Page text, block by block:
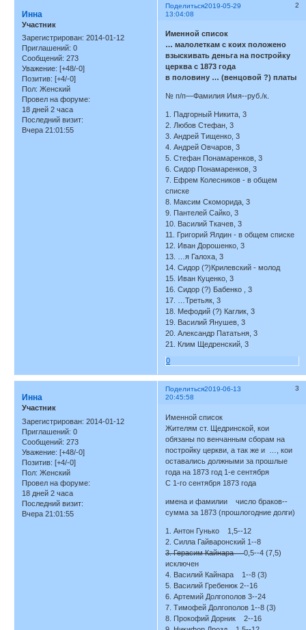
Поделиться 2
2019-05-29
13:04:08
Инна
Участник
Зарегистрирован: 2014-01-12
Приглашений: 0
Сообщений: 273
Уважение: [+48/-0]
Позитив: [+4/-0]
Пол: Женский
Провел на форуме:
18 дней 2 часа
Последний визит:
Вчера 21:01:55
Именной список
… малолеткам с коих положено
взыскивать деньга на постройку
церква с 1873 года
в половину … (венцовой ?) платы
№ п/п—Фамилия Имя--руб./к.
1. Падгорный Никита, 3
2. Любов Стефан, 3
3. Андрей Тищенко, 3
4. Андрей Овчаров, 3
5. Стефан Понамаренков, 3
6. Сидор Понамаренков, 3
7. Ефрем Колесников - в общем
списке
8. Максим Скоморида, 3
9. Пантелей Сайко, 3
10. Василий Ткачев, 3
11. Григорий Ялдин - в общем списке
12. Иван Дорошенко, 3
13. …я Галоха, 3
14. Сидор (?)Крилевский - молод
15. Иван Куценко, 3
16. Сидор (?) Бабенко , 3
17. …Третьяк, 3
18. Мефодий (?) Каглик, 3
19. Василий Янушев, 3
20. Александр Пататьня, 3
21. Клим Щедренский, 3
0
Поделиться 3
2019-06-13
20:45:58
Инна
Участник
Зарегистрирован: 2014-01-12
Приглашений: 0
Сообщений: 273
Уважение: [+48/-0]
Позитив: [+4/-0]
Пол: Женский
Провел на форуме:
18 дней 2 часа
Последний визит:
Вчера 21:01:55
Именной список
Жителям ст. Щедринской, кои
обязаны по венчанным сборам на
постройку церкви, а так же и …, кои
оставались должными за прошлые
года на 1873 год 1-е сентября
С 1-го сентября 1873 года
имена и фамилии число браков--
сумма за 1873 (прошлогодние долги)
1. Антон Гунько 1,5--12
2. Силла Гайваронский 1--8
3. Герасим Кайнара0,5--4 (7,5)
исключен
4. Василий Кайнара 1--8 (3)
5. Василий Гребенюк 2--16
6. Артемий Долгополов 3--24
7. Тимофей Долгополов 1--8 (3)
8. Прокофий Дорник 2--16